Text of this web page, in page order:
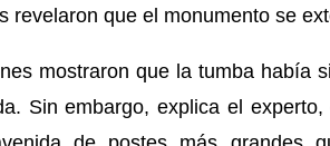
revelaron que el monumento se
mostraron que la tumba había
Sin embargo, explica el